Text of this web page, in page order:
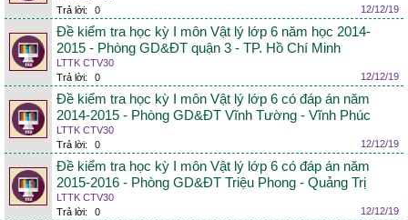
Trả lời:
0 12/12/19
Đề kiểm tra học kỳ I môn Vật lý lớp 6 năm học 2014-
2015 - Phòng GD&ĐT quận 3 - TP. Hồ Chí Minh
LTTK CTV30
Trả lời:
0 12/12/19
Đề kiểm tra học kỳ I môn Vật lý lớp 6 có đáp án năm
2014-2015 - Phòng GD&ĐT Vĩnh Tường - Vĩnh Phúc
LTTK CTV30
Trả lời:
0 12/12/19
Đề kiểm tra học kỳ I môn Vật lý lớp 6 có đáp án năm
2015-2016 - Phòng GD&ĐT Triệu Phong - Quảng Trị
LTTK CTV30
Trả lời:
0 12/12/19